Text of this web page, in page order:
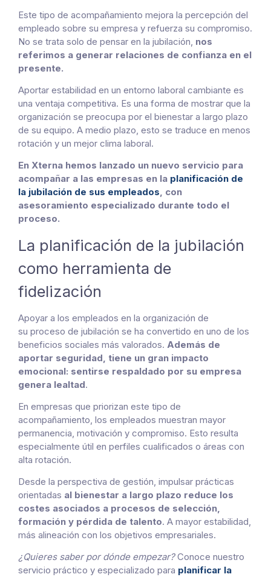
Este tipo de acompañamiento mejora la percepción del
empleado sobre su empresa y refuerza su compromiso.
No se trata solo de pensar en la jubilación, nos
referimos a generar relaciones de confianza en el
presente.
Aportar estabilidad en un entorno laboral cambiante es
una ventaja competitiva. Es una forma de mostrar que la
organización se preocupa por el bienestar a largo plazo
de su equipo. A medio plazo, esto se traduce en menos
rotación y un mejor clima laboral.
En Xterna hemos lanzado un nuevo servicio para
acompañar a las empresas en la planificación de
la jubilación de sus empleados, con
asesoramiento especializado durante todo el
proceso.
La planificación de la jubilación
como herramienta de
fidelización
Apoyar a los empleados en la organización de
su proceso de jubilación se ha convertido en uno de los
beneficios sociales más valorados. Además de
aportar seguridad, tiene un gran impacto
emocional: sentirse respaldado por su empresa
genera lealtad.
En empresas que priorizan este tipo de
acompañamiento, los empleados muestran mayor
permanencia, motivación y compromiso. Esto resulta
especialmente útil en perfiles cualificados o áreas con
alta rotación.
Desde la perspectiva de gestión, impulsar prácticas
orientadas al bienestar a largo plazo reduce los
costes asociados a procesos de selección,
formación y pérdida de talento. A mayor estabilidad,
más alineación con los objetivos empresariales.
¿Quieres saber por dónde empezar?Conoce nuestro
servicio práctico y especializado para planificar la